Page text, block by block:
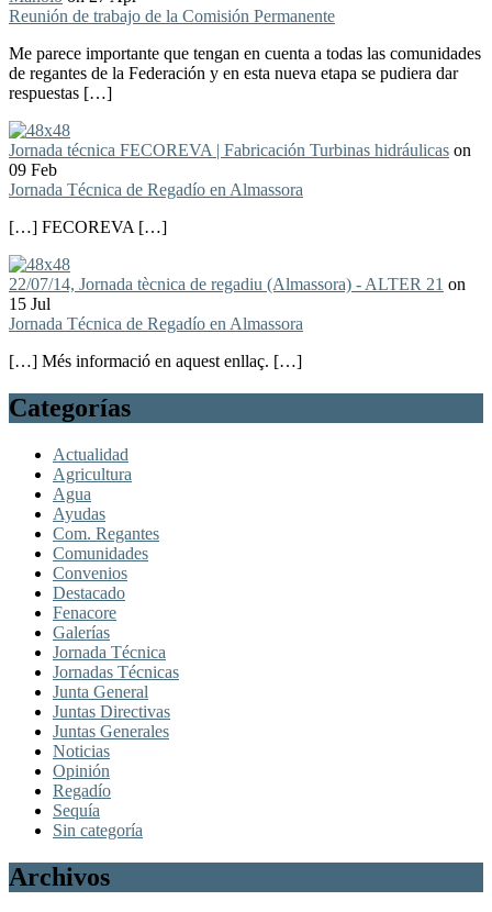
Reunión de trabajo de la Comisión Permanente
Me parece importante que tengan en cuenta a todas las comunidades
de regantes de la Federación y en esta nueva etapa se pudiera dar
respuestas […]
Jornada técnica FECOREVA | Fabricación Turbinas hidráulicas on
09 Feb
Jornada Técnica de Regadío en Almassora
[…] FECOREVA […]
22/07/14, Jornada tècnica de regadiu (Almassora) - ALTER 21 on
15 Jul
Jornada Técnica de Regadío en Almassora
[…] Més informació en aquest enllaç. […]
Categorías
Actualidad
Agricultura
Agua
Ayudas
Com. Regantes
Comunidades
Convenios
Destacado
Fenacore
Galerías
Jornada Técnica
Jornadas Técnicas
Junta General
Juntas Directivas
Juntas Generales
Noticias
Opinión
Regadío
Sequía
Sin categoría
Archivos